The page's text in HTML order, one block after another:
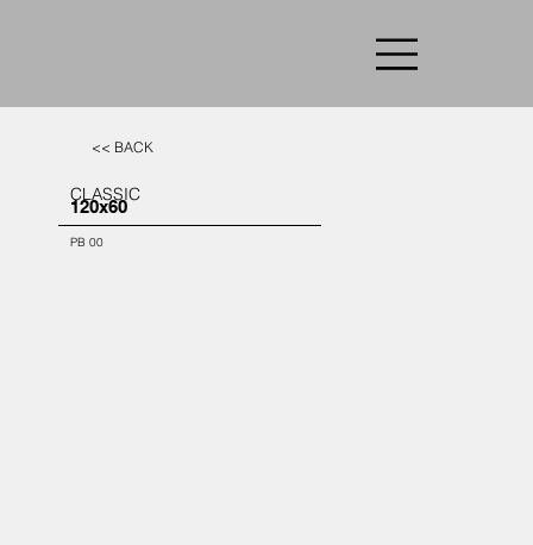
<< BACK
CLASSIC
120x60
PB 00